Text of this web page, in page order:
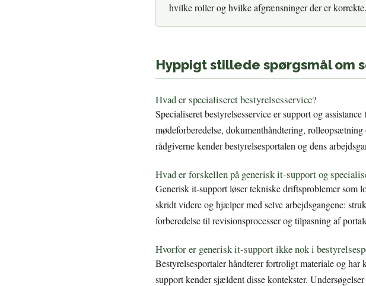
hvilke roller og hvilke afgrænsninger der er
Hyppigt stillede spørgsmål om
Hvad er specialiseret bestyrelsesservice?
Specialiseret bestyrelsesservice er support og
mødeforberedelse, dokumenthåndtering,
rådgiverne kender bestyrelsesportalen og dens
Hvad er forskellen på generisk it-support og
Generisk it-support løser tekniske driftsproblemer som
skridt videre og hjælper med selve arbejdsgangene:
forberedelse til revisionsprocesser og tilpasning af
Hvorfor er generisk it-support ikke nok i
Bestyrelsesportaler håndterer fortroligt materiale og
support kender sjældent disse kontekster.